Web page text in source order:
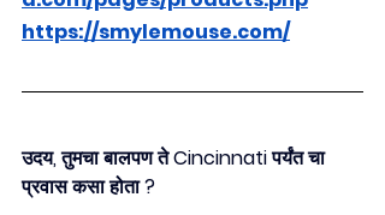
https://smylemouse.com/
उदय, तुमचा बालपण ते Cincinnati पर्यंत चा
प्रवास कसा होता ?